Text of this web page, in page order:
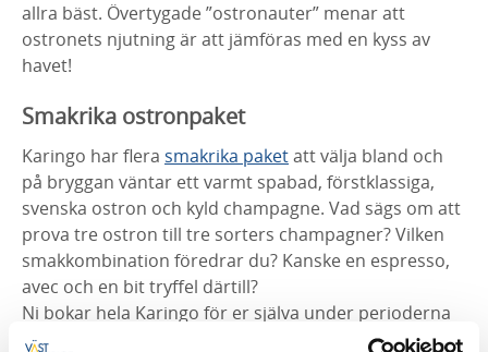
allra bäst. Övertygade ”ostronauter” menar att
ostronets njutning är att jämföras med en kyss av
havet!
Smakrika ostronpaket
Karingo har flera smakrika paketatt välja bland och
på bryggan väntar ett varmt spabad, förstklassiga,
svenska ostron och kyld champagne. Vad sägs om att
prova tre ostron till tre sorters champagner? Vilken
smakkombination föredrar du? Kanske en espresso,
avec och en bit tryffel därtill?
Ni bokar hela Karingo för er själva under perioderna
då ostronen är som bäst; mars till juni och augusti till